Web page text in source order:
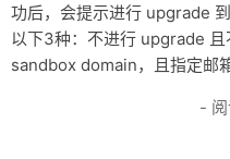
功后，会提示进行 upgrade
以下3种：不进行 upgrade
sandbox domain，且指定邮
-